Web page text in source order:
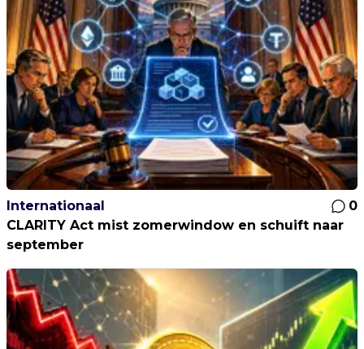
Internationaal
0
CLARITY Act mist zomerwindow en schuift naar
september